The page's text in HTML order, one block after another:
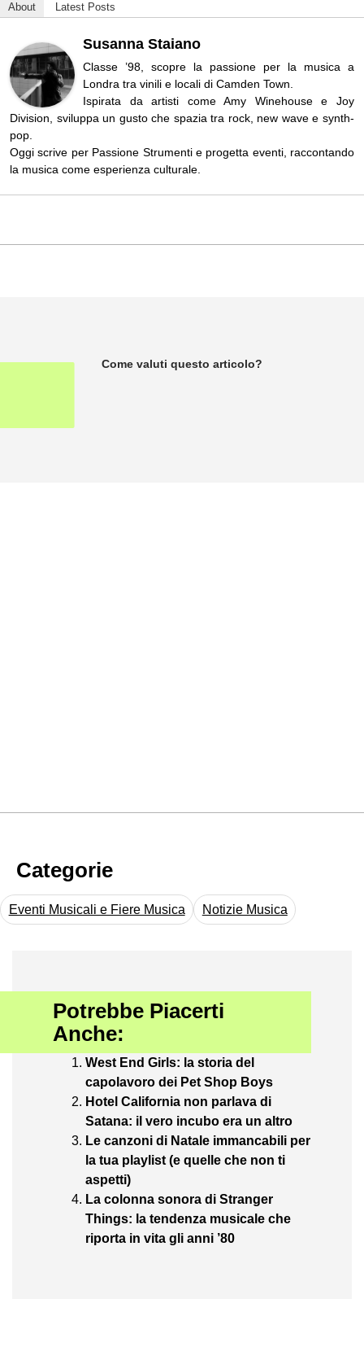
About Latest Posts
Susanna Staiano
Classe ’98, scopre la passione per la musica a
Londra tra vinili e locali di Camden Town.
Ispirata da artisti come Amy Winehouse e Joy
Division, sviluppa un gusto che spazia tra rock, new wave e synth-
pop.
Oggi scrive per Passione Strumenti e progetta eventi, raccontando
la musica come esperienza culturale.
Come valuti questo articolo?
Categorie
Eventi Musicali e Fiere Musica Notizie Musica
Potrebbe Piacerti
Anche:
West End Girls: la storia del
capolavoro dei Pet Shop Boys
Hotel California non parlava di
Satana: il vero incubo era un altro
Le canzoni di Natale immancabili per
la tua playlist (e quelle che non ti
aspetti)
La colonna sonora di Stranger
Things: la tendenza musicale che
riporta in vita gli anni ’80